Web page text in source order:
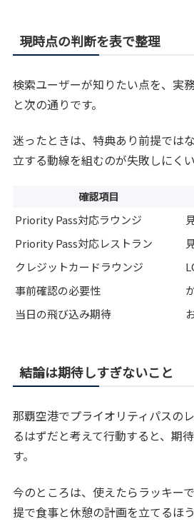
現時点の判断を表で整理
検索ユーザーが知りたい点を、実
と次の通りです。
迷ったときは、特典あり前提では
立する動線を組むのが失敗しにくい
確認項目
Priority Pass対応ラウンジ
Priority Pass対応レストラン
クレジットカードラウンジ
事前確認の必要性
当日の飛び込み期待
結論は期待しすぎないこと
那覇空港でプライオリティパスの
るはずだと考えて行動すると、期
す。
今のところは、使えたらラッキー
提で食事と休憩の計画を立てるほ